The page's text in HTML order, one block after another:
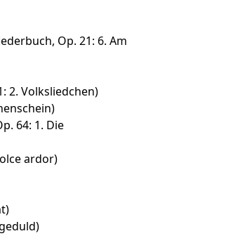
Op. 21: 6. Am
2. Volksliedchen)
64: 1. Die
ardor)